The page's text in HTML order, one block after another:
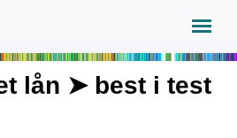
lån ➤ best i test